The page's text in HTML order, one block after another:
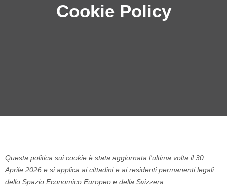
Cookie Policy
Questa politica sui cookie è stata aggiornata l'ultima volta il 30
Aprile 2026 e si applica ai cittadini e ai residenti permanenti legali
dello Spazio Economico Europeo e della Svizzera.